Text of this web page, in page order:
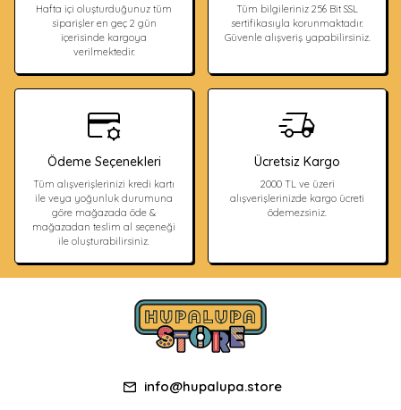
Hafta içi oluşturduğunuz tüm
siparişler en geç 2 gün
içerisinde kargoya
verilmektedir.
Tüm bilgileriniz 256 Bit SSL
sertifikasıyla korunmaktadır.
Güvenle alışveriş yapabilirsiniz.
Ödeme Seçenekleri
Tüm alışverişlerinizi kredi kartı
ile veya yoğunluk durumuna
göre mağazada öde &
mağazadan teslim al seçeneği
ile oluşturabilirsiniz.
Ücretsiz Kargo
2000 TL ve üzeri
alışverişlerinizde kargo ücreti
ödemezsiniz.
info@hupalupa.store